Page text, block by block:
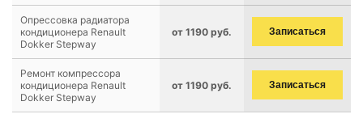
Опрессовка радиатора
кондиционера Renault
Dokker Stepway
от 1190 руб. Записаться
Ремонт компрессора
кондиционера Renault
Dokker Stepway
от 1190 руб. Записаться